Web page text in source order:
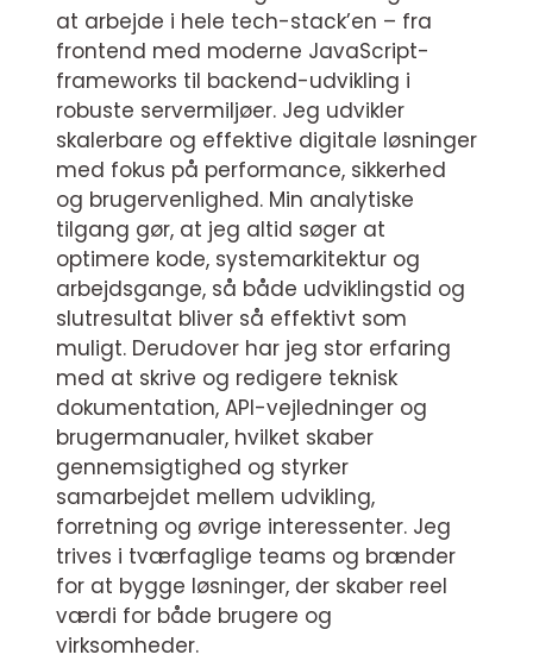
at arbejde i hele tech-stack’en – fra
frontend med moderne JavaScript-
frameworks til backend-udvikling i
robuste servermiljøer. Jeg udvikler
skalerbare og effektive digitale løsninger
med fokus på performance, sikkerhed
og brugervenlighed. Min analytiske
tilgang gør, at jeg altid søger at
optimere kode, systemarkitektur og
arbejdsgange, så både udviklingstid og
slutresultat bliver så effektivt som
muligt. Derudover har jeg stor erfaring
med at skrive og redigere teknisk
dokumentation, API-vejledninger og
brugermanualer, hvilket skaber
gennemsigtighed og styrker
samarbejdet mellem udvikling,
forretning og øvrige interessenter. Jeg
trives i tværfaglige teams og brænder
for at bygge løsninger, der skaber reel
værdi for både brugere og
virksomheder.